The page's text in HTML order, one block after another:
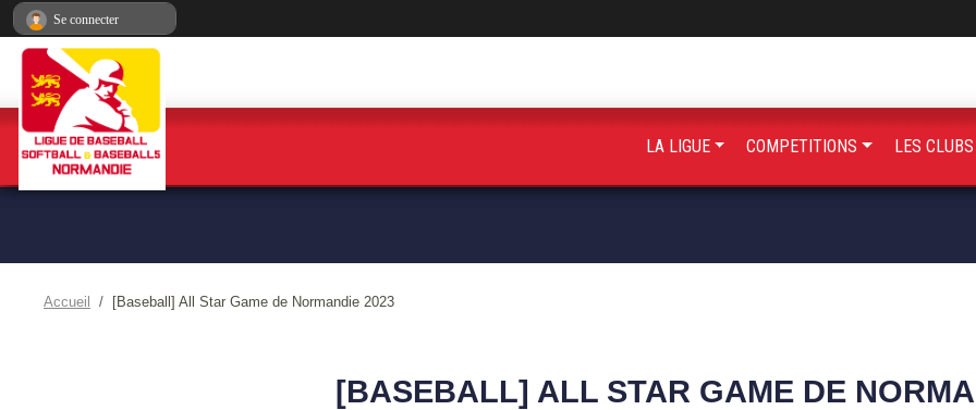
Accueil [Baseball] All Star Game de Normandie 2023
[BASEBALL] ALL STAR GAME DE
LA LIGUE COMPETITIONS LES
Se connecter
Panneau de gestion des cookies